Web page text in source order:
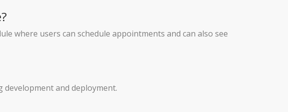
where users can schedule appointments and can also see
development and deployment.